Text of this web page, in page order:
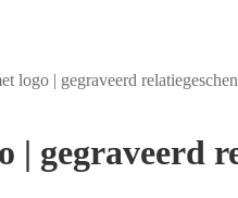
logo | gegraveerd
gegraveerd